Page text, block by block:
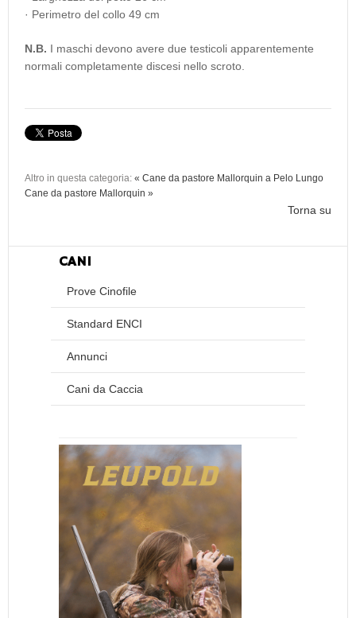
· Perimetro del collo 49 cm
N.B. I maschi devono avere due testicoli apparentemente
normali completamente discesi nello scroto.
Altro in questa categoria: « Cane da pastore Mallorquin a Pelo Lungo
Cane da pastore Mallorquin »
Torna su
CANI
Prove Cinofile
Standard ENCI
Annunci
Cani da Caccia